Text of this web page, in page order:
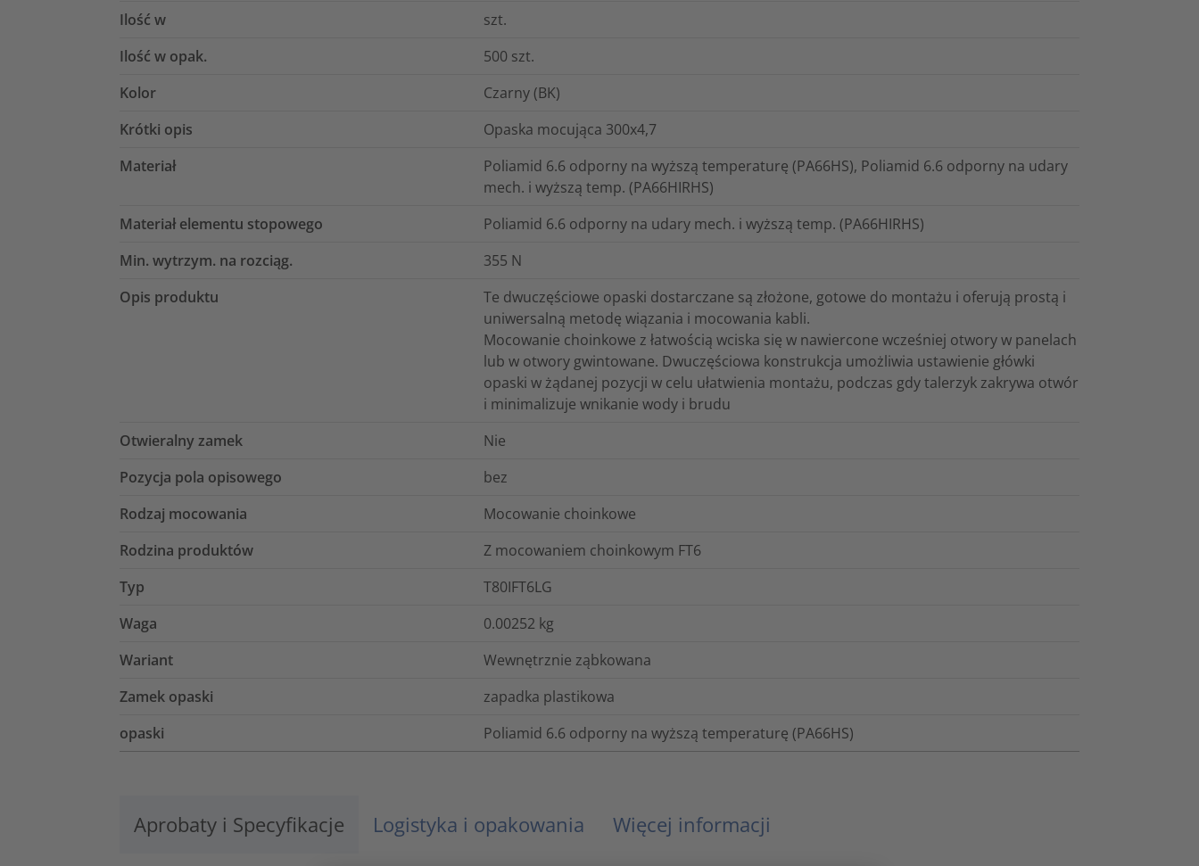
Ilość w
szt.
Ilość w opak.
500 szt.
Kolor
Czarny (BK)
Krótki opis
Opaska mocująca 300x4,7
Materiał
Poliamid 6.6 odporny na wyższą temperaturę (PA66HS), Poliamid 6.6 odporny na udary
mech. i wyższą temp. (PA66HIRHS)
Materiał elementu stopowego
Poliamid 6.6 odporny na udary mech. i wyższą temp. (PA66HIRHS)
Min. wytrzym. na rozciąg.
355 N
Opis produktu
Te dwuczęściowe opaski dostarczane są złożone, gotowe do montażu i oferują prostą i
uniwersalną metodę wiązania i mocowania kabli.
Mocowanie choinkowe z łatwością wciska się w nawiercone wcześniej otwory w panelach
lub w otwory gwintowane. Dwuczęściowa konstrukcja umożliwia ustawienie główki
opaski w żądanej pozycji w celu ułatwienia montażu, podczas gdy talerzyk zakrywa otwór
i minimalizuje wnikanie wody i brudu
Otwieralny zamek
Nie
Pozycja pola opisowego
bez
Rodzaj mocowania
Mocowanie choinkowe
Rodzina produktów
Z mocowaniem choinkowym FT6
Typ
T80IFT6LG
Waga
0.00252 kg
Wariant
Wewnętrznie ząbkowana
Zamek opaski
zapadka plastikowa
opaski
Poliamid 6.6 odporny na wyższą temperaturę (PA66HS)
Aprobaty i Specyfikacje Logistyka i opakowania Więcej informacji